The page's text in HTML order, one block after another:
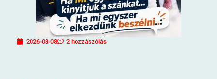
2026-08-08 2 hozzászólás